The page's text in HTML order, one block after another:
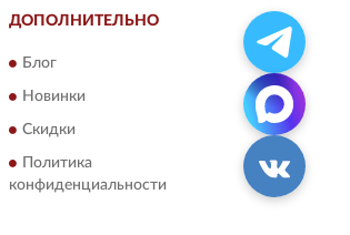
ДОПОЛНИТЕЛЬНО
Блог
Новинки
Скидки
Политика
конфиденциальности